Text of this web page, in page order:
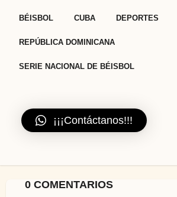
BÉISBOL CUBA DEPORTES
REPÚBLICA DOMINICANA
SERIE NACIONAL DE BÉISBOL
¡¡¡Contáctanos!!!
0 COMENTARIOS